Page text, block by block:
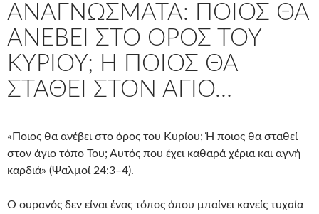
ΑΝΑΓΝΏΣΜΑΤΑ: ΠΟΙΟΣ ΘΑ
ΑΝΈΒΕΙ ΣΤΟ ΌΡΟΣ ΤΟΥ
ΚΥΡΊΟΥ; Ή ΠΟΙΟΣ ΘΑ Σ
ΤΑΘΕΊ ΣΤΟΝ ΆΓΙΟ…
«Ποιος θα ανέβει στο όρος του Κυρίου; Ή ποιος θα σταθεί
στον άγιο τόπο Του; Αυτός που έχει καθαρά χέρια και αγνή
καρδιά» (Ψαλμοί 24:3–4).
Ο ουρανός δεν είναι ένας τόπος όπου μπαίνει κανείς τυχαία